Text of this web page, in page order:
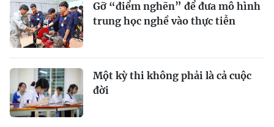
Gỡ “điểm nghẽn” để đưa mô hình
trung học nghề vào thực tiễn
Một kỳ thi không phải là cả cuộc
đời